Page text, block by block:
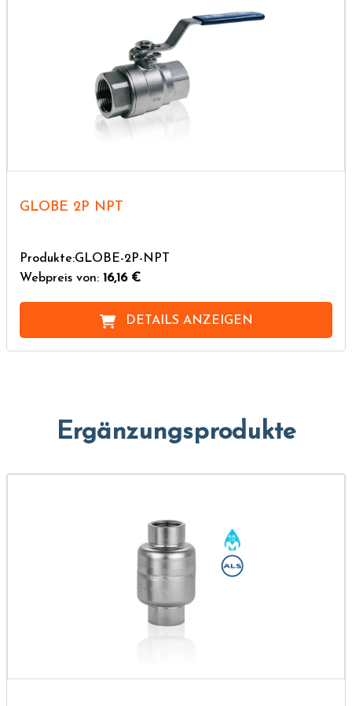
GLOBE 2P NPT
Produkte:GLOBE-2P-NPT
Webpreis von: 16,16 €
DETAILS ANZEIGEN
Ergänzungsprodukte